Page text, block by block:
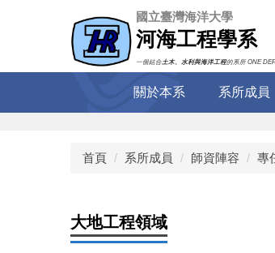
國立臺灣海洋大學
河海工程學系
一個結合土木、水利與海洋工程的系所 ONE
關於本系 系所成員
首頁 系所成員 師資陣容 專
大地工程領域